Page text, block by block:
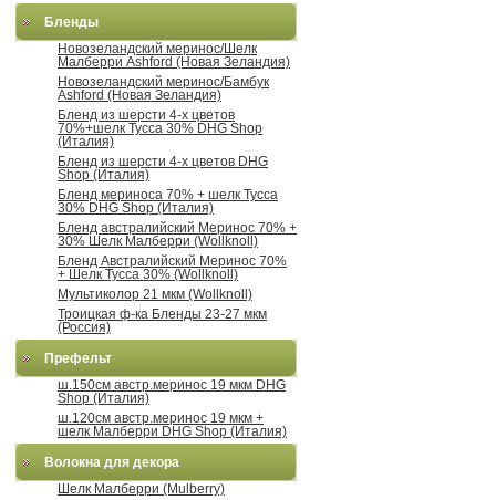
Бленды
Новозеландский меринос/Шелк
Малберри Ashford (Новая Зеландия)
Новозеландский меринос/Бамбук
Ashford (Новая Зеландия)
Бленд из шерсти 4-х цветов
70%+шелк Тусса 30% DHG Shop
(Италия)
Бленд из шерсти 4-х цветов DHG
Shop (Италия)
Бленд мериноса 70% + шелк Тусса
30% DHG Shop (Италия)
Бленд австралийский Меринос 70% +
30% Шелк Малберри (Wollknoll)
Бленд Австралийский Меринос 70%
+ Шелк Тусса 30% (Wollknoll)
Мультиколор 21 мкм (Wollknoll)
Троицкая ф-ка Бленды 23-27 мкм
(Россия)
Префельт
ш.150см австр.меринос 19 мкм DHG
Shop (Италия)
ш.120см австр.меринос 19 мкм +
шелк Малберри DHG Shop (Италия)
Волокна для декора
Шелк Малберри (Mulberry)